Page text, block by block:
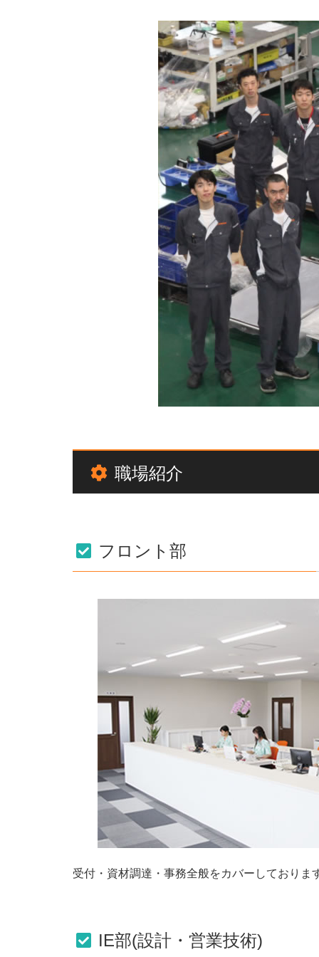
職場紹介
フロント部
受付・資材調達・事務全般をカバーしておりま
IE部(設計・営業技術)